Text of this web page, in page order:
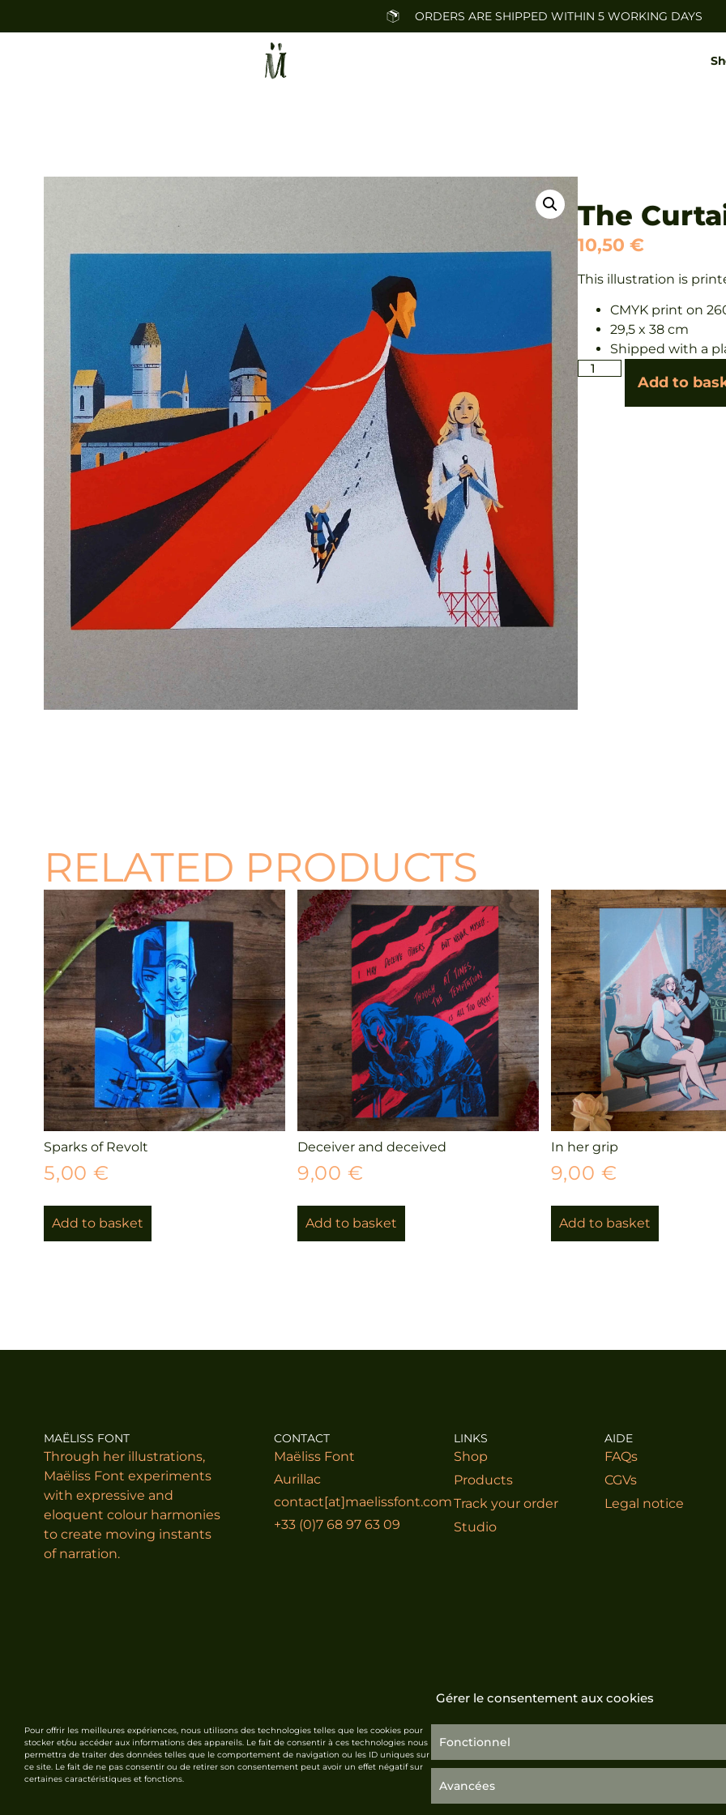
Gérer le consentement aux cookies
Pour offrir les meilleures expériences, nous utilisons des technologies telles que les cookies pour
stocker et/ou accéder aux informations des appareils. Le fait de consentir à ces technologies nous
permettra de traiter des données telles que le comportement de navigation ou les ID uniques sur
ce site. Le fait de ne pas consentir ou de retirer son consentement peut avoir un effet négatif sur
certaines caractéristiques et fonctions.
Fonctionnel
Avancées
ORDERS ARE SHIPPED WITHIN 5 WORKING DAYS
The
10,50 €
This illustration is
CMYK print on
29,5 x 38 cm
Shipped with a
Add to
RELATED PRODUCTS
Sparks of Revolt
5,00€
Add to basket
Deceiver and deceived
9,00€
Add to basket
In her grip
9,00 €
Add to basket
MAËLISS FONT
Through her illustrations,
Maëliss Font experiments
with expressive and
eloquent colour harmonies
to create moving instants
of narration.
CONTACT
Maëliss Font
Aurillac
contact[at]maelissfont.com
+33 (0)7 68 97 63 09
LINKS
Shop
Products
Track your order
Studio
AIDE
FAQs
CGVs
Legal notice